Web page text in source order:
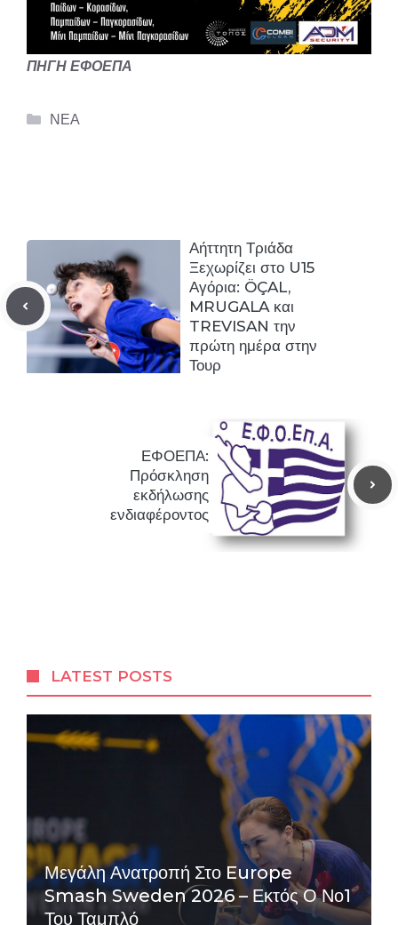
ΠΗΓΗ ΕΦΟΕΠΑ
Categories
ΝΕΑ
Αήττητη Τριάδα
Ξεχωρίζει στο U15
Αγόρια: ÖÇAL,
MRUGALA και
TREVISAN την
πρώτη ημέρα στην
Τουρ
ΕΦΟΕΠΑ:
Πρόσκληση
εκδήλωσης
ενδιαφέροντος
LATEST POSTS
Μεγάλη Ανατροπή Στο Europe
Smash Sweden 2026 – Εκτός Ο Νο1
Του Ταμπλό